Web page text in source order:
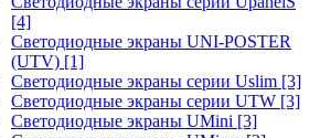
[4]
Светодиодные экраны UNI-POSTER
(UTV) [1]
Светодиодные экраны серии Uslim [3]
Светодиодные экраны серии UTW [3]
Светодиодные экраны UMini [3]